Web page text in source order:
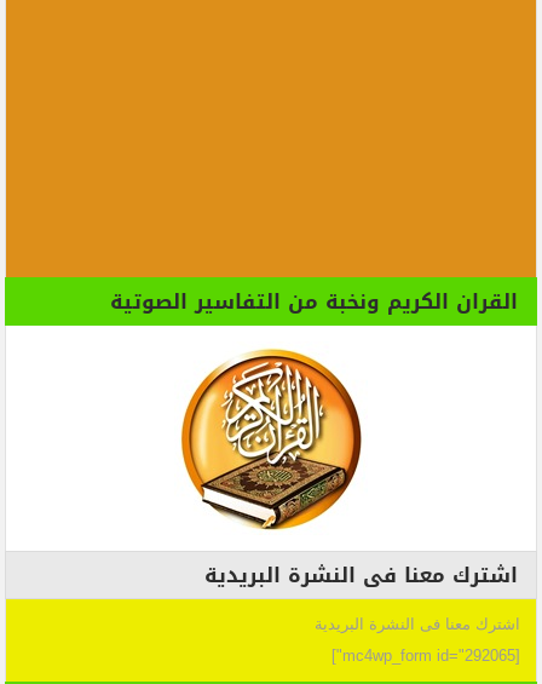
القران الكريم ونخبة من التفاسير الصوتية
اشترك معنا فى النشرة البريدية
اشترك معنا فى النشرة البريدية
[mc4wp_form id="292065"]